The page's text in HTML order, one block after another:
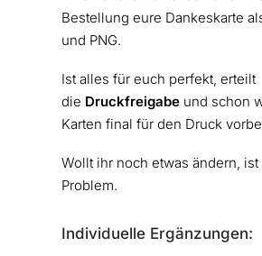
Bestellung eure Dankeskarte
und PNG.
Ist alles für euch perfekt, erteilt
die Druckfreigabeund schon
Karten final für den Druck
Wollt ihr noch etwas ändern, ist
Problem.
Individuelle Ergänzungen: